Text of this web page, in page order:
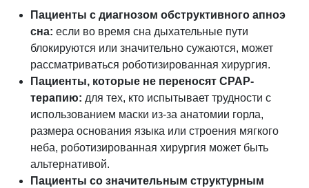
Пациенты с диагнозом обструктивного апноэ
сна: если во время сна дыхательные пути
блокируются или значительно сужаются, может
рассматриваться роботизированная хирургия.
Пациенты, которые не переносят CPAP-
терапию: для тех, кто испытывает трудности с
использованием маски из-за анатомии горла,
размера основания языка или строения мягкого
неба, роботизированная хирургия может быть
альтернативой.
Пациенты со значительным структурным